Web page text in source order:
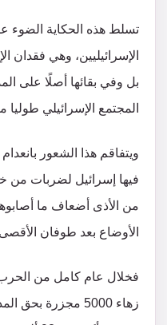
تسلط هذه الحكاية الضوء
الإسرائيليين، وهي فقدان
بل وفي بقائها أصلًا على
المجتمع الإسرائيلي طوليا
ويتفاقم هذا الشعور
فيها إسرائيل لضربات من
من الأذى أضعاف ما
الأوضاع بعد طوفان
فخلال عام كامل من